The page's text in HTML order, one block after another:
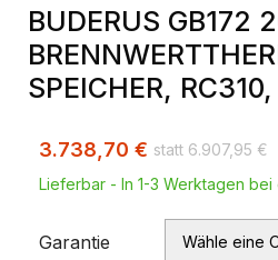
BUDERUS GB172
SPEICHER,
6.907,95 €
3.738,70 €
Lieferbar - In 1-3 Werktagen bei
Garantie